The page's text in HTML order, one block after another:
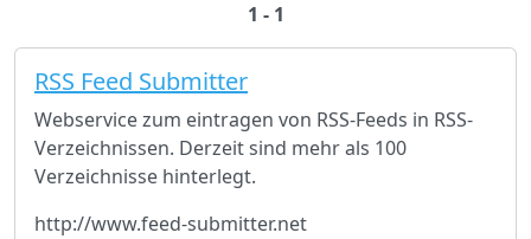
1 - 1
RSS Feed Submitter
Webservice zum eintragen von RSS-Feeds in RSS-
Verzeichnissen. Derzeit sind mehr als 100
Verzeichnisse hinterlegt.
http://www.feed-submitter.net